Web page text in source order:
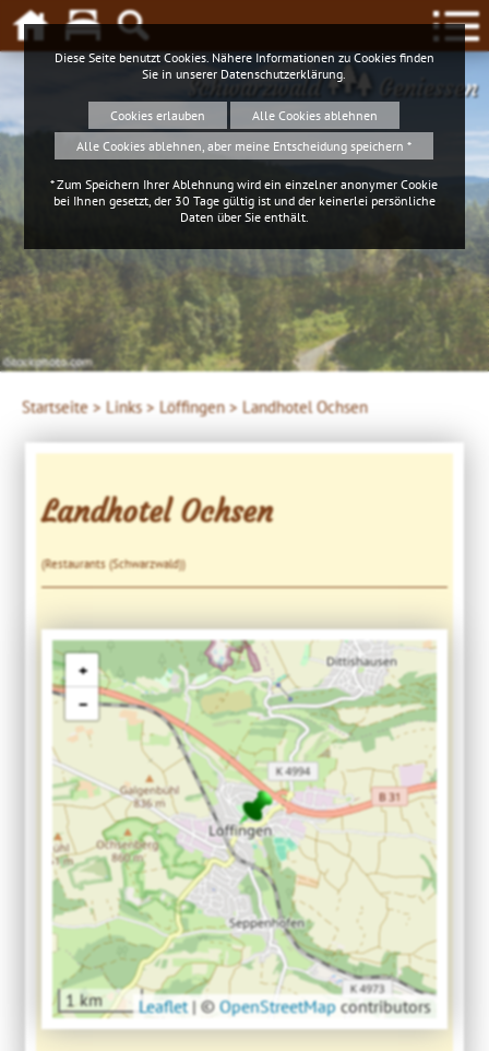
Schwarzwald Geniessen
iStockphoto.com
4ws-netdesign
Startseite > Links > Löffingen > Landhotel Ochsen
Landhotel Ochsen
(Restaurants (Schwarzwald))
+
−
1 km Leaflet |©OpenStreetMap contributors
Diese Seite benutzt Cookies. Nähere Informationen zu Cookies finden
Sie in unserer Datenschutzerklärung
Cookies erlauben
Alle Cookies ablehnen
Alle Cookies ablehnen, aber meine Entscheidung speichern *
* Zum Speichern Ihrer Ablehnung wird ein einzelner anonymer Cookie
bei Ihnen gesetzt, der 30 Tage gültig ist und der keinerlei persönliche
Daten über Sie enthält.